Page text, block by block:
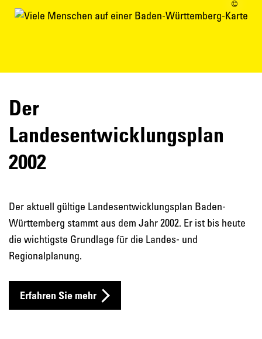
Der
Landesentwicklungsplan
2002
Der aktuell gültige Landesentwicklungsplan Baden-
Württemberg stammt aus dem Jahr 2002. Er ist bis heute
die wichtigste Grundlage für die Landes- und
Regionalplanung.
Erfahren Sie mehr